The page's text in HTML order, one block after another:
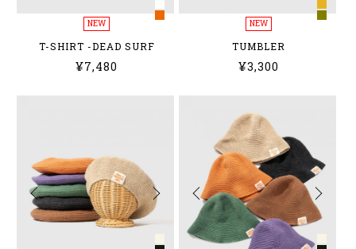
NEW
T-SHIRT -DEAD SURF
¥7,480
NEW
TUMBLER
¥3,300